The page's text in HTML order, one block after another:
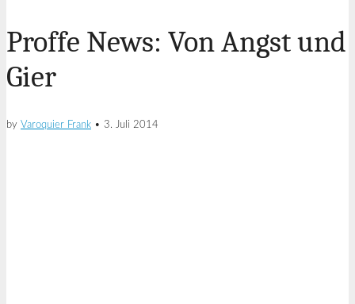
Proffe News: Von Angst und
Gier
by Varoquier Frank • 3. Juli 2014